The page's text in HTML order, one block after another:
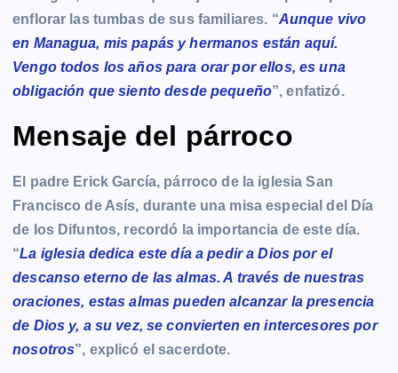
enflorar las tumbas de sus familiares. “Aunque vivo
en Managua, mis papás y hermanos están aquí.
Vengo todos los años para orar por ellos, es una
obligación que siento desde pequeño”, enfatizó.
Mensaje del párroco
El padre Erick García, párroco de la iglesia San
Francisco de Asís, durante una misa especial del Día
de los Difuntos, recordó la importancia de este día.
“La iglesia dedica este día a pedir a Dios por el
descanso eterno de las almas. A través de nuestras
oraciones, estas almas pueden alcanzar la presencia
de Dios y, a su vez, se convierten en intercesores por
nosotros”, explicó el sacerdote.